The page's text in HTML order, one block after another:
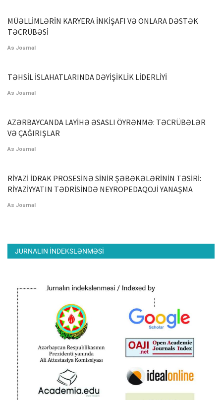
MÜƏLLİMLƏRİN KARYERA İNKİŞAFI VƏ ONLARA DƏSTƏK
TƏCRÜBƏSİ
As Journal
TƏHSİL İSLAHATLARINDA DƏYİŞİKLİK LİDERLİYİ
As Journal
AZƏRBAYCANDA LAYİHƏ ƏSASLI ÖYRƏNMƏ: TƏCRÜBƏLƏR
VƏ ÇAĞIRIŞLAR
As Journal
RİYAZİ İDRAK PROSESİNƏ SİNİR ŞƏBƏKƏLƏRİNİN TƏSİRİ:
RİYAZİYYATIN TƏDRİSİNDƏ NEYROPEDAQOJİ YANAŞMA
As Journal
JURNALIN INDEKSLƏNMƏSI